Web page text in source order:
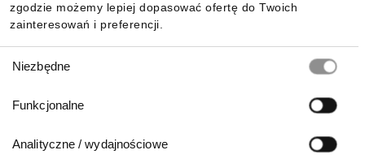
zgodzie możemy lepiej dopasować ofertę do Twoich
zainteresowań i preferencji.
zgody
Niezbędne
Funkcjonalne
Analityczne / wydajnościowe